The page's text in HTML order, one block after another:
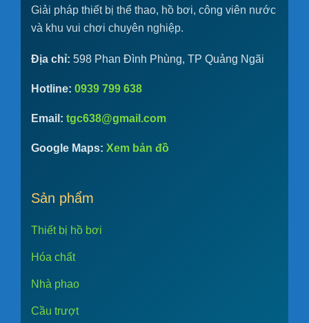
Giải pháp thiết bị thể thao, hồ bơi, công viên nước
và khu vui chơi chuyên nghiệp.
Địa chỉ: 598 Phan Đình Phùng, TP Quảng Ngãi
Hotline: 0939 799 638
Email: tgc638@gmail.com
Google Maps: Xem bản đồ
Sản phẩm
Thiết bị hồ bơi
Hóa chất
Nhà phao
Cầu trượt